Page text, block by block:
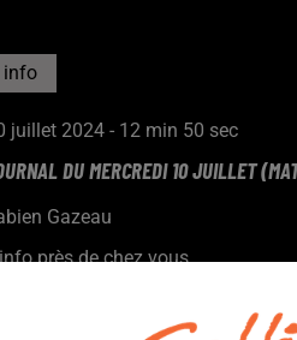
info
juillet 2024 - 12 min 50 sec
DU MERCREDI 10 JUILLET
Gazeau
près de chez vous
L'office du tourisme du Bocage